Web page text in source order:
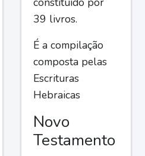
39 livros.
É a compilação
composta pelas
Escrituras
Hebraicas
Novo
Testamento